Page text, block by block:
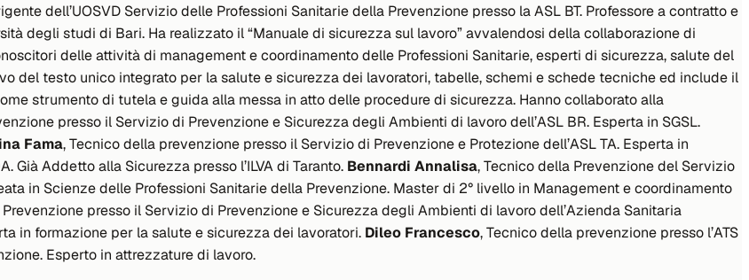
dell’UOSVD Servizio delle Professioni Sanitarie della Prevenzione presso la ASL BT. Professore a contratto e
degli studi di Bari. Ha realizzato il “Manuale di sicurezza sul lavoro” avvalendosi della collaborazione di
delle attività di management e coordinamento delle Professioni Sanitarie, esperti di sicurezza, salute del
del testo unico integrato per la salute e sicurezza dei lavoratori, tabelle, schemi e schede tecniche ed include il
strumento di tutela e guida alla messa in atto delle procedure di sicurezza. Hanno collaborato alla
presso il Servizio di Prevenzione e Sicurezza degli Ambienti di lavoro dell’ASL BR. Esperta in SGSL.
Fama, Tecnico della prevenzione presso il Servizio di Prevenzione e Protezione dell’ASL TA. Esperta in
Già Addetto alla Sicurezza presso l’ILVA di Taranto. Bennardi Annalisa, Tecnico della Prevenzione del Servizio
in Scienze delle Professioni Sanitarie della Prevenzione. Master di 2° livello in Management e coordinamento
presso il Servizio di Prevenzione e Sicurezza degli Ambienti di lavoro dell’Azienda Sanitaria
in formazione per la salute e sicurezza dei lavoratori. Dileo Francesco, Tecnico della prevenzione presso l’ATS
Esperto in attrezzature di lavoro.